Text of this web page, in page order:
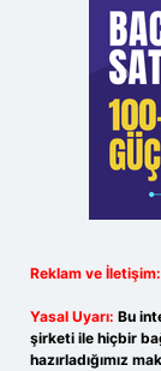
Reklam ve İletişim:
Yasal Uyarı: Bu
şirketi ile hiçbir
hazırladığımız